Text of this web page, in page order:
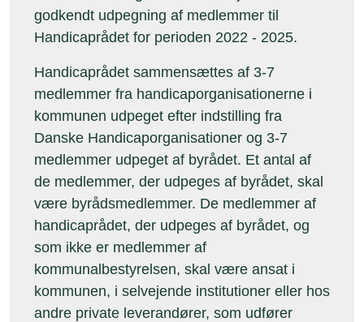
godkendt udpegning af medlemmer til
Handicaprådet for perioden 2022 - 2025.
Handicaprådet sammensættes af 3-7
medlemmer fra handicaporganisationerne i
kommunen udpeget efter indstilling fra
Danske Handicaporganisationer og 3-7
medlemmer udpeget af byrådet. Et antal af
de medlemmer, der udpeges af byrådet, skal
være byrådsmedlemmer. De medlemmer af
handicaprådet, der udpeges af byrådet, og
som ikke er medlemmer af
kommunalbestyrelsen, skal være ansat i
kommunen, i selvejende institutioner eller hos
andre private leverandører, som udfører